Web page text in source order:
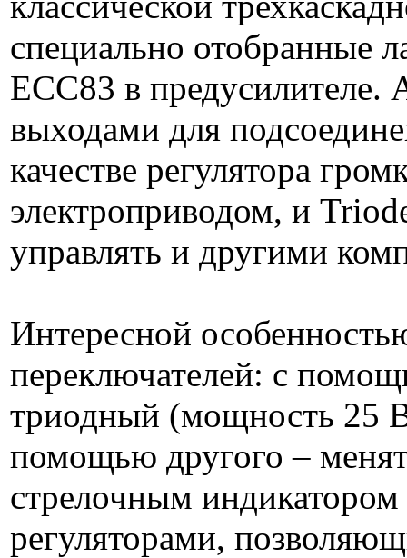
специально отобранные
ECC83 в
выходами для
качестве регулятора
электроприводом, и
управлять и другими
Интересной
переключателей: с
триодный (мощность 25
помощью другого –
стрелочным
регуляторами,